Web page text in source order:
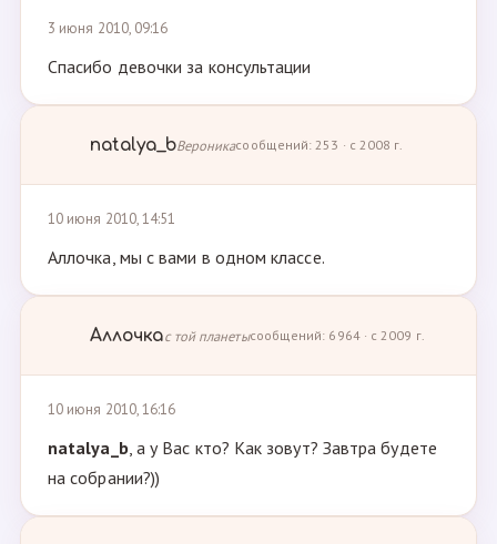
3 июня 2010, 09:16
Спасибо девочки за консультации
natalya_bВероникасообщений: 253 · с 2008 г.
10 июня 2010, 14:51
Аллочка, мы с вами в одном классе.
Аллочкас той планетысообщений: 6964 · с 2009 г.
10 июня 2010, 16:16
natalya_b, а у Вас кто? Как зовут? Завтра будете
на собрании?))